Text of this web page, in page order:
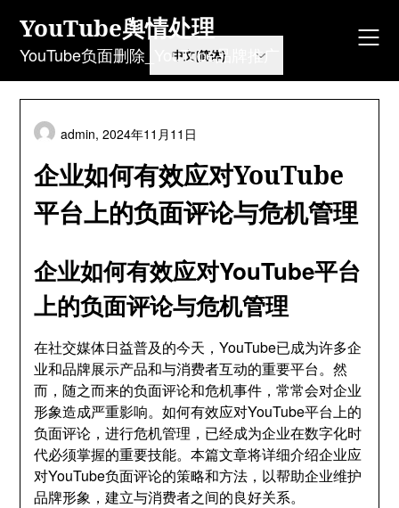
content
YouTube舆情处理
YouTube负面删除_YouTube品牌推广
企业如何有效应对YouTube
平台上的负面评论与危机管理
admin,2024年11月11日
企业如何有效应对YouTube平台
上的负面评论与危机管理
在社交媒体日益普及的今天，YouTube已成为许多企
业和品牌展示产品和与消费者互动的重要平台。然
而，随之而来的负面评论和危机事件，常常会对企业
形象造成严重影响。如何有效应对YouTube平台上的
负面评论，进行危机管理，已经成为企业在数字化时
代必须掌握的重要技能。本篇文章将详细介绍企业应
对YouTube负面评论的策略和方法，以帮助企业维护
品牌形象，建立与消费者之间的良好关系。